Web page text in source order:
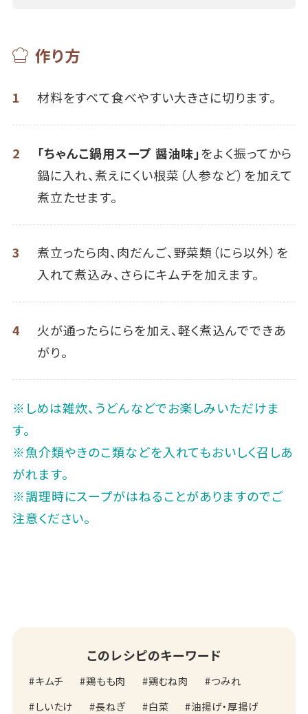
作り方
1 材料をすべて食べやすい大きさに切ります。
2 「ちゃんこ鍋用スープ 醤油味」をよく振ってから
鍋に入れ、煮えにくい根菜（人参など）を加えて
煮立たせます。
3
煮立ったら肉、肉だんご、野菜類（にら以外）を
入れて煮込み、さらにキムチを加えます。
4
火が通ったらにらを加え、軽く煮込んでできあ
がり。
※しめは雑炊、うどんなどでお楽しみいただけま
す。
※魚介類やきのこ類などを入れてもおいしく召しあ
がれます。
※調理時にスープがはねることがありますのでご
注意ください。
このレシピのキーワード
キムチ 鶏もも肉 鶏むね肉
つみれ
しいたけ
長ねぎ 白菜 油揚げ・厚揚げ